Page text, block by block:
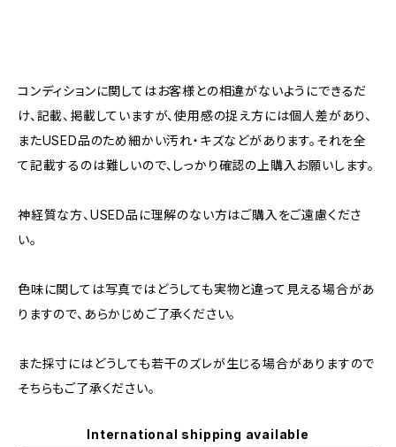
コンディションに関してはお客様との相違がないようにできるだ
け、記載、掲載していますが、使用感の捉え方には個人差があり、
またUSED品のため細かい汚れ・キズなどがあります。それを全
て記載するのは難しいので、しっかり確認の上購入お願いします。
神経質な方、USED品に理解のない方はご購入をご遠慮くださ
い。
色味に関しては写真ではどうしても実物と違って見える場合があ
りますので、あらかじめご了承ください。
また採寸にはどうしても若干のズレが生じる場合がありますので
そちらもご了承ください。
International shipping available